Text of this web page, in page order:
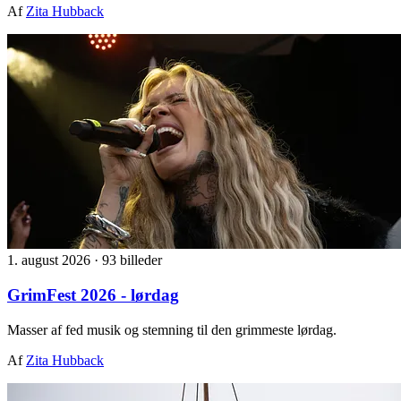
Af Zita Hubback
1. august 2026 · 93 billeder
GrimFest 2026 - lørdag
Masser af fed musik og stemning til den grimmeste lørdag.
Af Zita Hubback